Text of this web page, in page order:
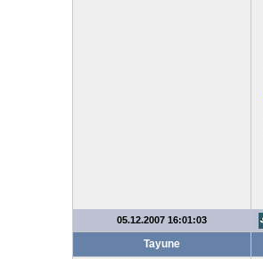
05.12.2007 16:01:03
Tayune